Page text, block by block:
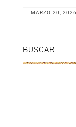
MARZO 20, 2026
BUSCAR